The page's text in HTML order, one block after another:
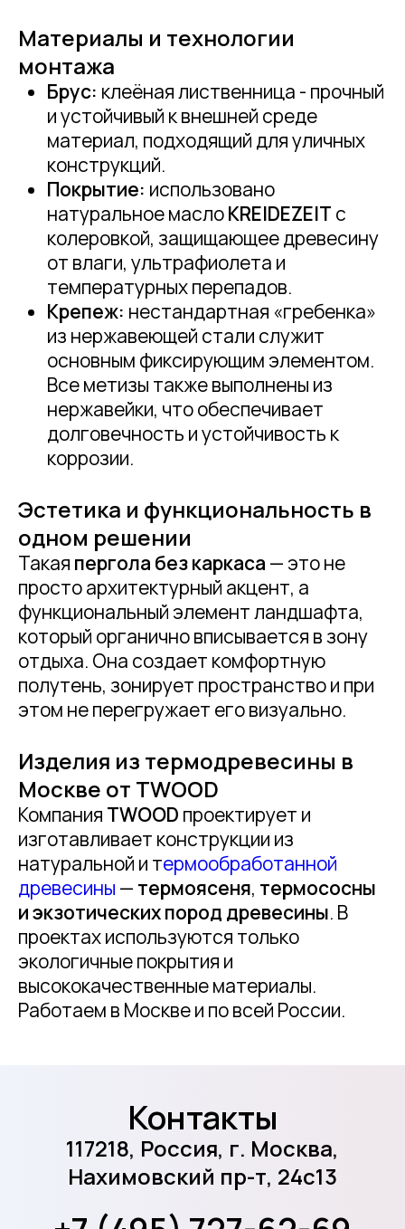
Материалы и технологии
монтажа
Брус: клеёная лиственница - прочный
и устойчивый к внешней среде
материал, подходящий для уличных
конструкций.
Покрытие: использовано
натуральное маслоKREIDEZEIT с
колеровкой, защищающее древесину
от влаги, ультрафиолета и
температурных перепадов.
Крепеж: нестандартная «гребенка»
из нержавеющей стали служит
основным фиксирующим элементом.
Все метизы также выполнены из
нержавейки, что обеспечивает
долговечность и устойчивость к
коррозии.
Эстетика и функциональность в
одном решении
Такая пергола без каркаса — это не
просто архитектурный акцент, а
функциональный элемент ландшафта,
который органично вписывается в зону
отдыха. Она создает комфортную
полутень, зонирует пространство и при
этом не перегружает его визуально.
Изделия из термодревесины в
Москве от TWOOD
Компания TWOOD проектирует и
изготавливает конструкции из
натуральной и термообработанной
древесины — термоясеня, термососны
и экзотических пород древесины. В
проектах используются только
экологичные покрытия и
высококачественные материалы.
Работаем в Москве и по всей России.
Контакты
117218, Россия, г. Москва,
Нахимовский пр-т, 24с13